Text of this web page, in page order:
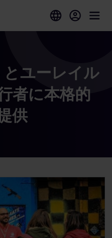
ユーレイル
者に本格的
供